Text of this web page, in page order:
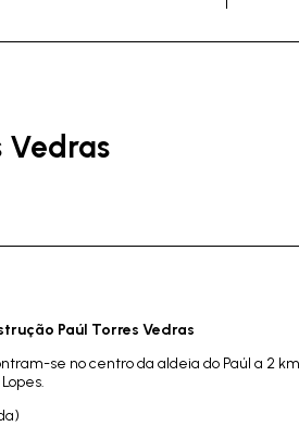
Vedras
Paúl Torres Vedras
se no centro da aldeia do Paúl a 2